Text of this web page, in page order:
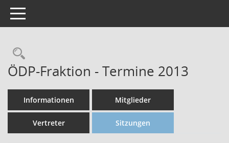
Toggle navigation
ÖDP-Fraktion - Termine 2013
Informationen Mitglieder
Vertreter Sitzungen